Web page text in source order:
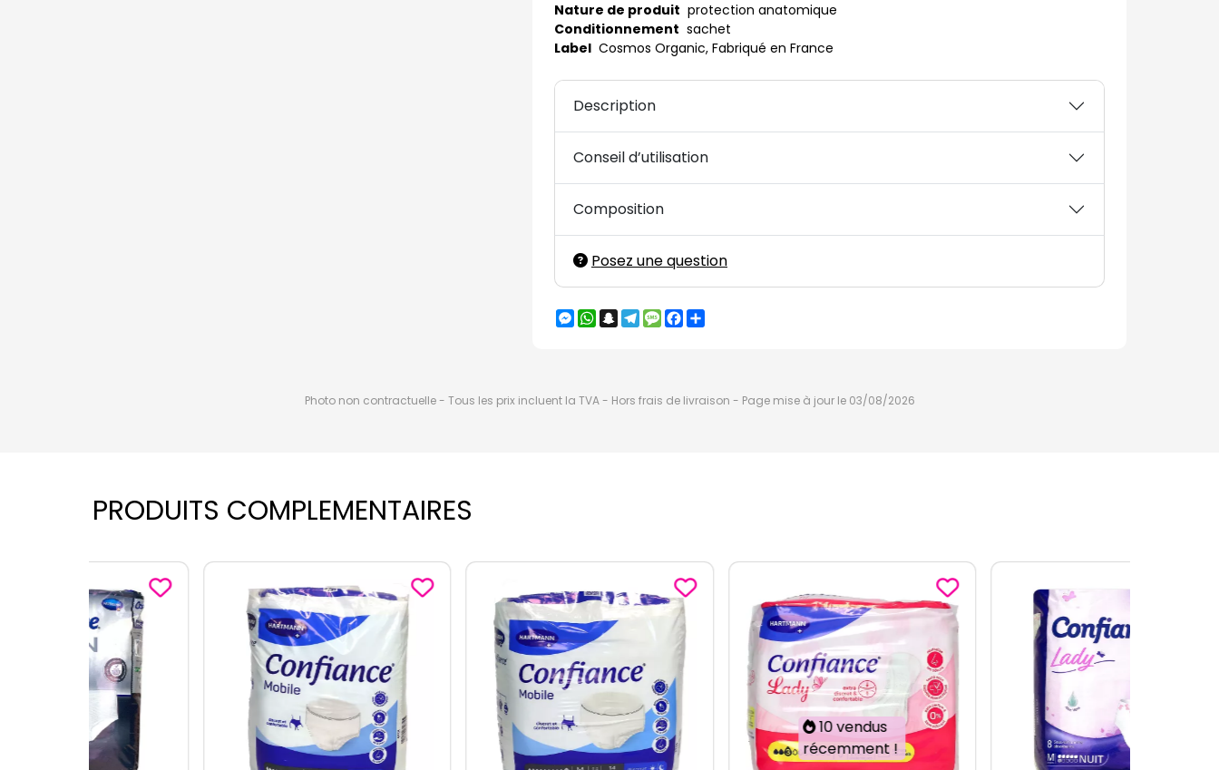
Nature de produit protection anatomique
Conditionnement sachet
Label Cosmos Organic, Fabriqué en France
Description
Conseil d’utilisation
Composition
Posez une question
Messenger
WhatsApp
Snapchat
Telegram
MessageFacebook
Photo non contractuelle - Tous les prix incluent la TVA - Hors frais de livraison - Page mise à jour le 03/08/2026
PRODUITS COMPLEMENTAIRES
10 vendus
récemment !